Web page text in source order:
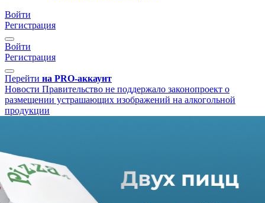
Войти
Регистрация
Войти
Регистрация
Перейти на PRO-аккаунт
Новости Правительство не поддержало законопроект о
размещении устрашающих изображений на алкогольной
продукции